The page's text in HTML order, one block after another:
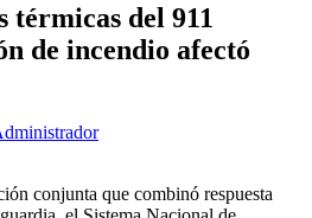
térmicas del 911
de incendio afectó
conjunta que combinó respuesta